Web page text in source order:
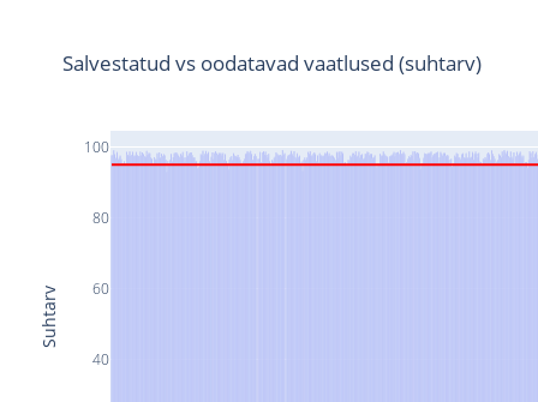
40
60
80
100
Salvestatud vs oodatavad vaatlused (suhtarv)
Suhtarv